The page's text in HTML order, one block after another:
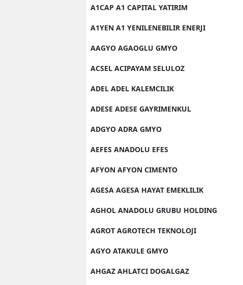
A1CAP A1 CAPITAL YATIRIM
A1YEN A1 YENILENEBILIR ENERJI
AAGYO AGAOGLU GMYO
ACSEL ACIPAYAM SELULOZ
ADEL ADEL KALEMCILIK
ADESE ADESE GAYRIMENKUL
ADGYO ADRA GMYO
AEFES ANADOLU EFES
AFYON AFYON CIMENTO
AGESA AGESA HAYAT EMEKLILIK
AGHOL ANADOLU GRUBU HOLDING
AGROT AGROTECH TEKNOLOJI
AGYO ATAKULE GMYO
AHGAZ AHLATCI DOGALGAZ